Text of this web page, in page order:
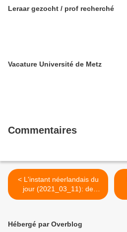
Leraar gezocht / prof recherché
Vacature Université de Metz
Commentaires
< L'instant néerlandais du
jour (2021_03_11): de
vrijheid van vereniging
Hébergé par Overblog